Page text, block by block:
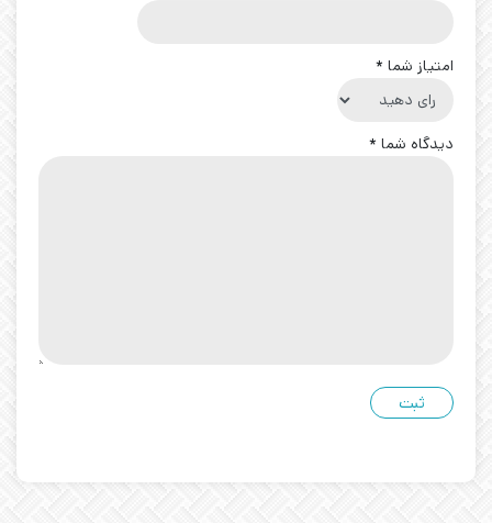
امتیاز شما *
دیدگاه شما *